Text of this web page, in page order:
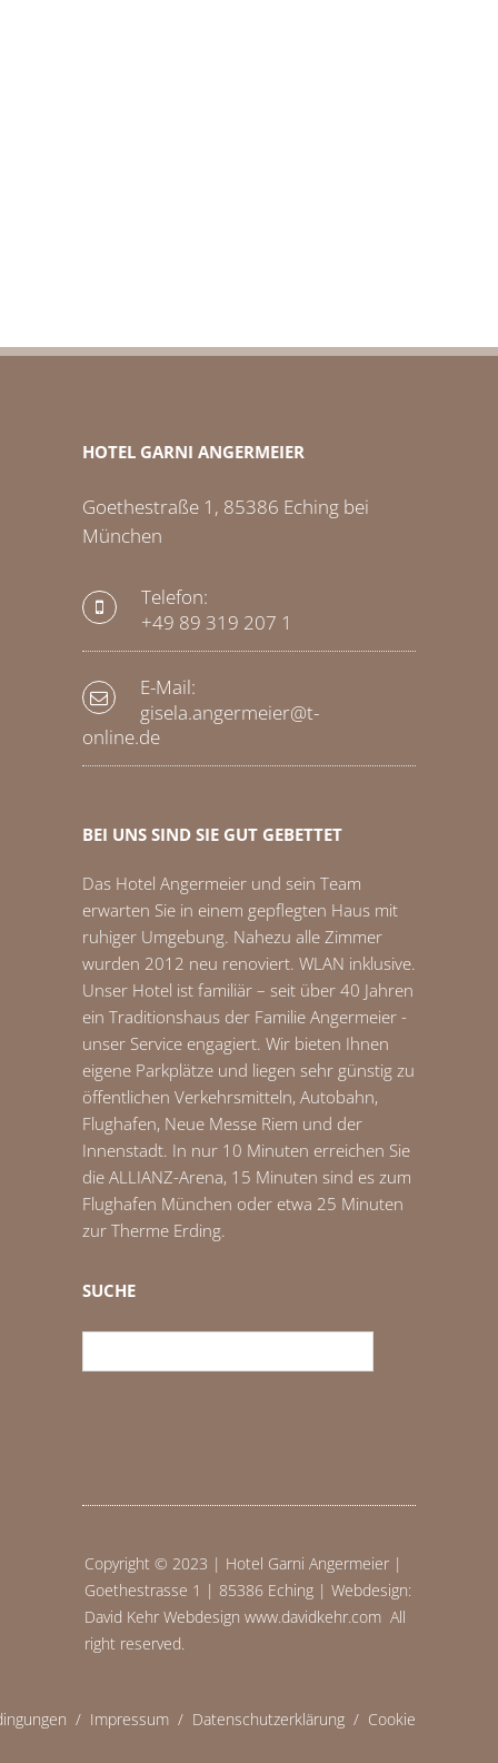
HOTEL GARNI ANGERMEIER
Goethestraße 1, 85386 Eching bei
München
Telefon:
+49 89 319 207 1
E-Mail:
gisela.angermeier@t-
online.de
BEI UNS SIND SIE GUT GEBETTET
Das Hotel Angermeier und sein Team
erwarten Sie in einem gepflegten Haus mit
ruhiger Umgebung. Nahezu alle Zimmer
wurden 2012 neu renoviert. WLAN inklusive.
Unser Hotel ist familiär – seit über 40 Jahren
ein Traditionshaus der Familie Angermeier -
unser Service engagiert. Wir bieten Ihnen
eigene Parkplätze und liegen sehr günstig zu
öffentlichen Verkehrsmitteln, Autobahn,
Flughafen, Neue Messe Riem und der
Innenstadt. In nur 10 Minuten erreichen Sie
die ALLIANZ-Arena, 15 Minuten sind es zum
Flughafen München oder etwa 25 Minuten
zur Therme Erding.
SUCHE
Copyright © 2023 | Hotel Garni Angermeier |
Goethestrasse 1 | 85386 Eching | Webdesign:
David Kehr Webdesign www.davidkehr.com All
right reserved.
/ Impressum / Datenschutzerklärung / Cookie